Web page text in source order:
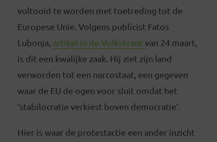
voltooid te worden met toetreding tot de
Europese Unie. Volgens publicist Fatos
Lubonja, artikel in de Volkskrantvan 24 maart,
is dit een kwalijke zaak. Hij ziet zijn land
verworden tot een narcostaat, een gegeven
waar de EU de ogen voor sluit omdat het
‘stabilocratie verkiest boven democratie’.
Hier is waar de protestactie een ander inzicht